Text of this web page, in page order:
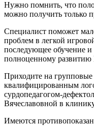
Нужно помнить, что
можно получить только
Специалист поможет
проблем в легкой
последующее обучение и
полноценному развитию
Приходите на
квалифицированным
сурдопедагогом-
Вячеславовной в
Имеются